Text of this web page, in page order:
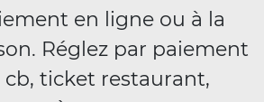
en ligne ou à la
Réglez par paiement
cb, ticket restaurant,